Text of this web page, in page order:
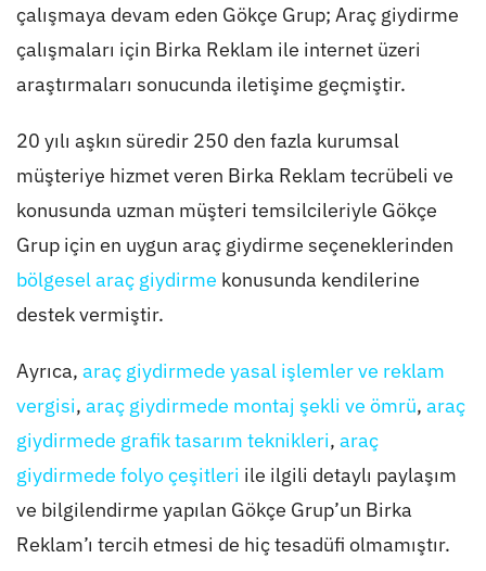
çalışmaya devam eden Gökçe Grup; Araç giydirme
çalışmaları için Birka Reklam ile internet üzeri
araştırmaları sonucunda iletişime geçmiştir.
20 yılı aşkın süredir 250 den fazla kurumsal
müşteriye hizmet veren Birka Reklam tecrübeli ve
konusunda uzman müşteri temsilcileriyle Gökçe
Grup için en uygun araç giydirme seçeneklerinden
bölgesel araç giydirme konusunda kendilerine
destek vermiştir.
Ayrıca, araç giydirmede yasal işlemler ve reklam
vergisi, araç giydirmede montaj şekli ve ömrü, araç
giydirmede grafik tasarım teknikleri, araç
giydirmede folyo çeşitleri ile ilgili detaylı paylaşım
ve bilgilendirme yapılan Gökçe Grup’un Birka
Reklam’ı tercih etmesi de hiç tesadüfi olmamıştır.